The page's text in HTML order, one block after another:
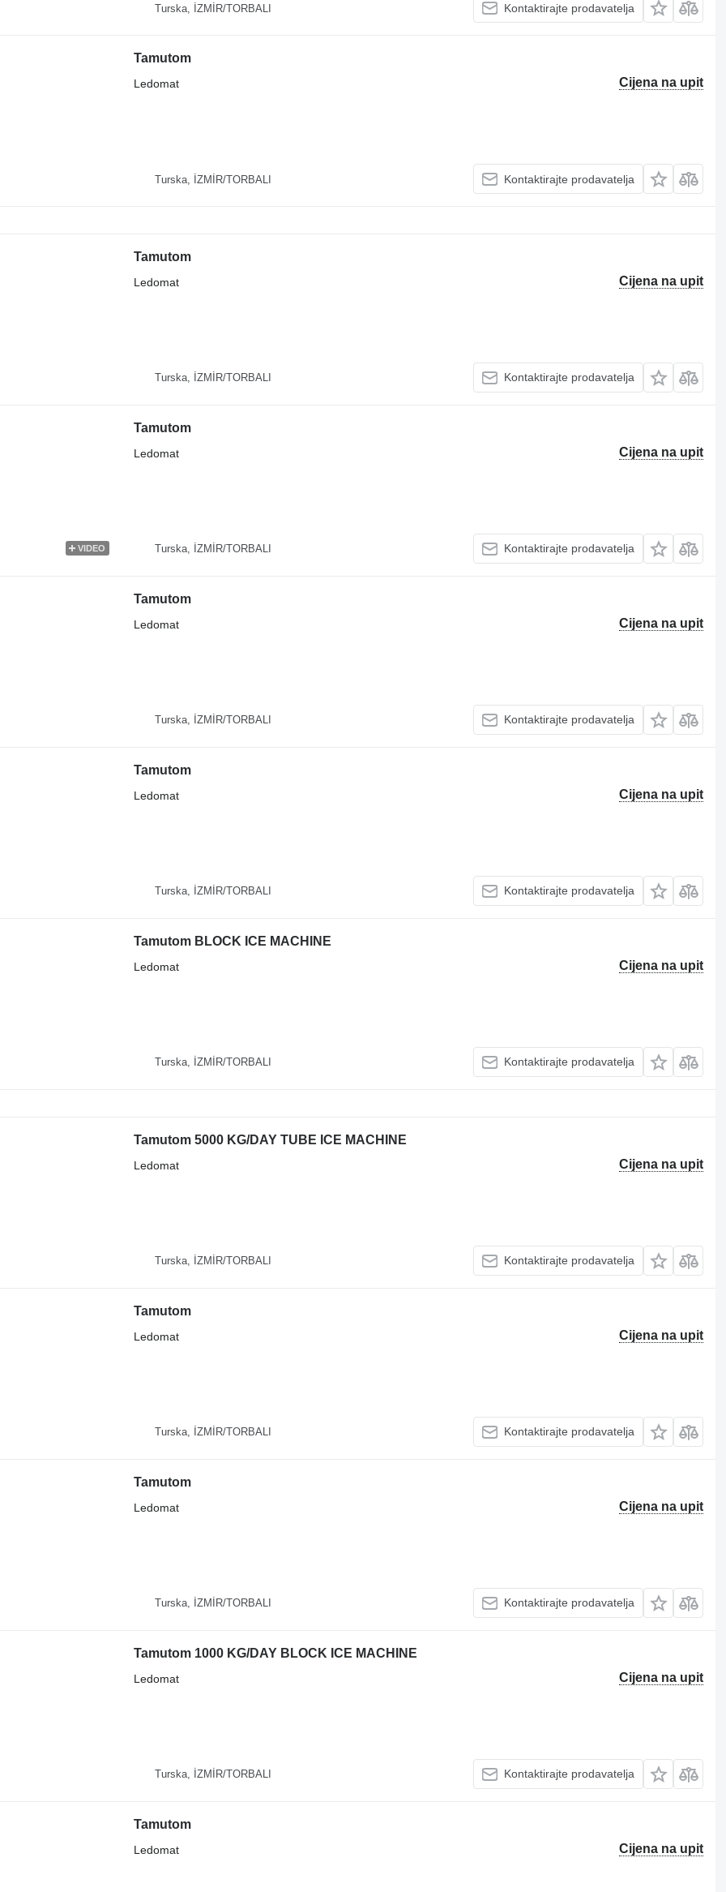
Turska, İZMİR/TORBALI Kontaktirajte prodavatelja
Tamutom
Cijena na upit
Ledomat
Turska, İZMİR/TORBALI Kontaktirajte prodavatelja
Tamutom
Cijena na upit
Ledomat
Turska, İZMİR/TORBALI Kontaktirajte prodavatelja
VIDEO
Tamutom
Cijena na upit
Ledomat
Turska, İZMİR/TORBALI Kontaktirajte prodavatelja
Tamutom
Cijena na upit
Ledomat
Turska, İZMİR/TORBALI Kontaktirajte prodavatelja
Tamutom
Cijena na upit
Ledomat
Turska, İZMİR/TORBALI Kontaktirajte prodavatelja
Tamutom BLOCK ICE MACHINE
Cijena na upit
Ledomat
Turska, İZMİR/TORBALI Kontaktirajte prodavatelja
Tamutom 5000 KG/DAY TUBE ICE MACHINE
Cijena na upit
Ledomat
Turska, İZMİR/TORBALI Kontaktirajte prodavatelja
Tamutom
Cijena na upit
Ledomat
Turska, İZMİR/TORBALI Kontaktirajte prodavatelja
Tamutom
Cijena na upit
Ledomat
Turska, İZMİR/TORBALI Kontaktirajte prodavatelja
Tamutom 1000 KG/DAY BLOCK ICE MACHINE
Cijena na upit
Ledomat
Turska, İZMİR/TORBALI Kontaktirajte prodavatelja
Tamutom
Cijena na upit
Ledomat